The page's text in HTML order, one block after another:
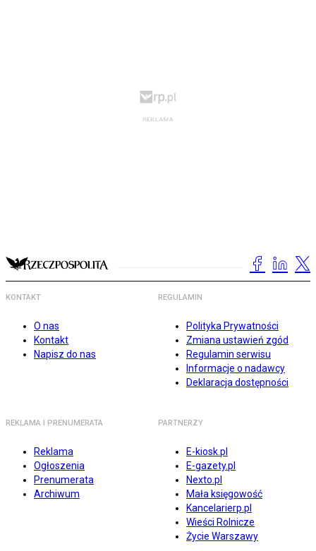
KONTAKT
O nas
Kontakt
Napisz do nas
REGULAMIN
Polityka Prywatności
Zmiana ustawień zgód
Regulamin serwisu
Informacje o nadawcy
Deklaracja dostępności
REKLAMA I PRENUMERATA
Reklama
Ogłoszenia
Prenumerata
Archiwum
PARTNERZY
E-kiosk.pl
E-gazety.pl
Nexto.pl
Mała księgowość
Kancelarierp.pl
Wieści Rolnicze
Życie Warszawy